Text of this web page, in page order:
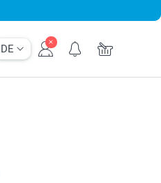
DE